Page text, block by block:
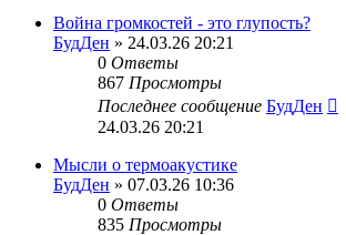
Война громкостей - это глупость?
БудДен » 24.03.26 20:21
0 Ответы
867 Просмотры
Последнее сообщение БудДен
24.03.26 20:21
Мысли о термоакустике
БудДен » 07.03.26 10:36
0 Ответы
835 Просмотры